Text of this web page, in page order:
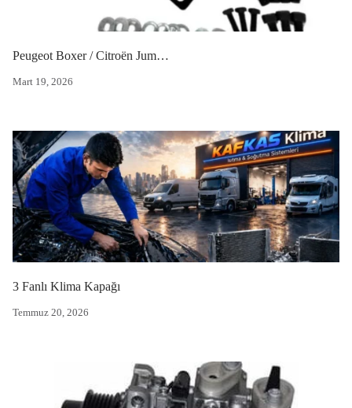
Mart 19, 2026
Peugeot Boxer / Citroën Jumper Yeni Model Klima Braketi
Temmuz 20, 2026
3 Fanlı Klima Kapağı